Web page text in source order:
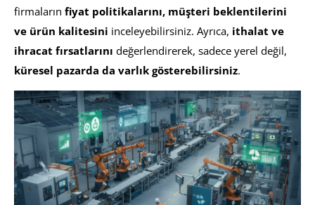
firmaların fiyat politikalarını, müşteri beklentilerini
ve ürün kalitesini inceleyebilirsiniz. Ayrıca, ithalat ve
ihracat fırsatlarını değerlendirerek, sadece yerel değil,
küresel pazarda da varlık gösterebilirsiniz.